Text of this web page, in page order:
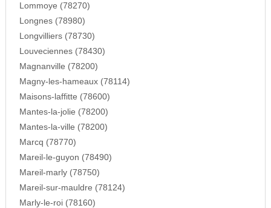
Lommoye (78270)
Longnes (78980)
Longvilliers (78730)
Louveciennes (78430)
Magnanville (78200)
Magny-les-hameaux (78114)
Maisons-laffitte (78600)
Mantes-la-jolie (78200)
Mantes-la-ville (78200)
Marcq (78770)
Mareil-le-guyon (78490)
Mareil-marly (78750)
Mareil-sur-mauldre (78124)
Marly-le-roi (78160)